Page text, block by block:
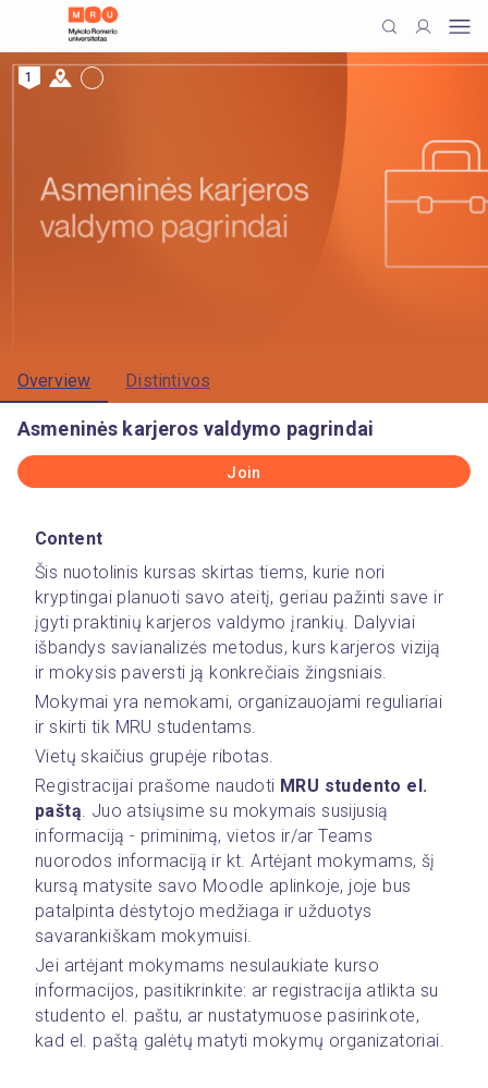
1
Overview Distintivos
Asmeninės karjeros valdymo pagrindai
Join
Content
Šis nuotolinis kursas skirtas tiems, kurie nori
kryptingai planuoti savo ateitį, geriau pažinti save ir
įgyti praktinių karjeros valdymo įrankių. Dalyviai
išbandys savianalizės metodus, kurs karjeros viziją
ir mokysis paversti ją konkrečiais žingsniais.
Mokymai yra nemokami, organizauojami reguliariai
ir skirti tik MRU studentams.
Vietų skaičius grupėje ribotas.
Registracijai prašome naudoti MRU studento el.
paštą. Juo atsiųsime su mokymais susijusią
informaciją - priminimą, vietos ir/ar Teams
nuorodos informaciją ir kt. Artėjant mokymams, šį
kursą matysite savo Moodle aplinkoje, joje bus
patalpinta dėstytojo medžiaga ir užduotys
savarankiškam mokymuisi.
Jei artėjant mokymams nesulaukiate kurso
informacijos, pasitikrinkite: ar registracija atlikta su
studento el. paštu, ar nustatymuose pasirinkote,
kad el. paštą galėtų matyti mokymų organizatoriai.